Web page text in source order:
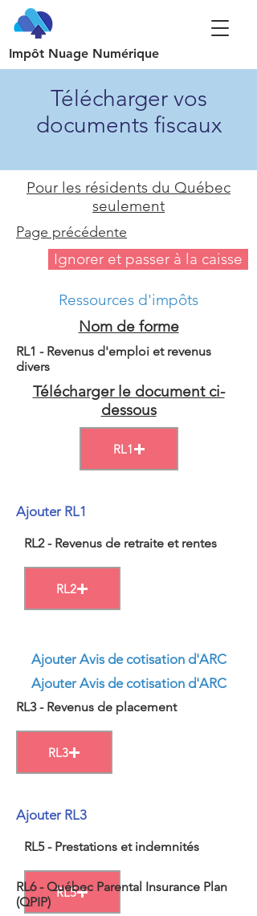
Impôt Nuage Numérique
Télécharger vos
documents fiscaux
Pour les résidents du Québec
seulement
Page précédente
Ignorer et passer à la caisse
Ressources d'impôts
Nom de forme
RL1 - Revenus d'emploi et revenus
divers
Télécharger le document ci-
dessous
RL1
Ajouter RL1
RL2 - Revenus de retraite et rentes
RL2
Ajouter Avis de cotisation d'ARC
Ajouter Avis de cotisation d'ARC
RL3 - Revenus de placement
RL3
Ajouter RL3
RL5 - Prestations et indemnités
RL5
RL6 - Québec Parental Insurance Plan
(QPIP)